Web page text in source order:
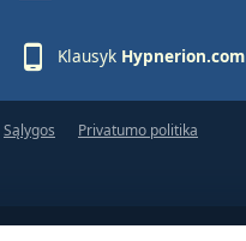
Klausyk Hypnerion.com
Sąlygos Privatumo politika